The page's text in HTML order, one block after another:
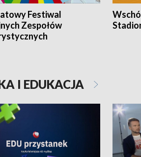
Festiwal
Zespołów
I EDUKACJA